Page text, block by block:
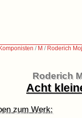
/ M / Roderich
Roderich
Acht
zum Werk: